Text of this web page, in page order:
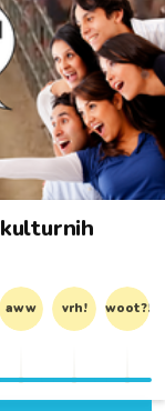
aww vrh! woot?!